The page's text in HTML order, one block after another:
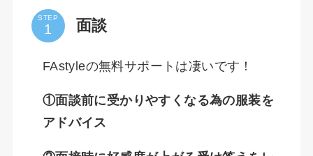
STEP 面談
FAstyleの無料サポートは凄いです！
①面談前に受かりやすくなる為の服装を
アドバイス